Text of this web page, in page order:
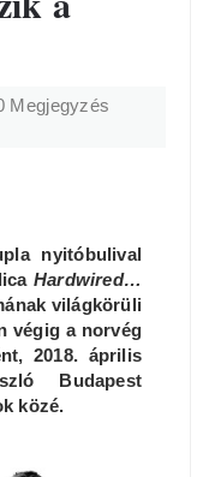
Megjegyzés
nyitóbulival
Hardwired…
világkörüli
végig a norvég
2018. április
Budapest
közé.